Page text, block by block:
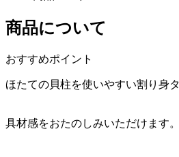
商品について
おすすめポイント
ほたての貝柱を使いやすい割り身
具材感をおたのしみいただけます。